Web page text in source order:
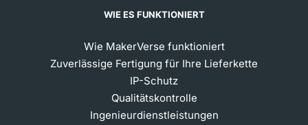
WIE ES FUNKTIONIERT
Wie MakerVerse funktioniert
Zuverlässige Fertigung für Ihre Lieferkette
IP-Schutz
Qualitätskontrolle
Ingenieurdienstleistungen